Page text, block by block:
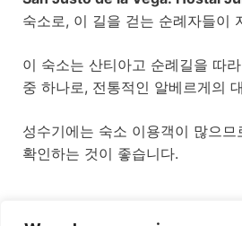
숙소로, 이 길을 걷는 순례자들이
이 숙소는 산티아고 순례길을 따
중 하나로, 전통적인 알베르게의
성수기에는 숙소 이용객이 많으
확인하는 것이 좋습니다.